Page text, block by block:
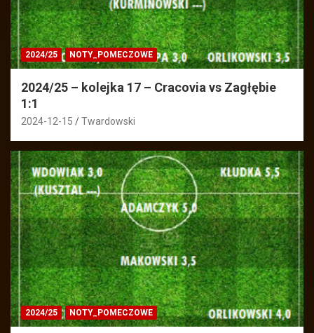
2024/25 NOTY_POMECZOWE
2024/25 – kolejka 17 – Cracovia vs Zagłębie
1:1
2024-12-15 Twardowski
2024/25 NOTY_POMECZOWE